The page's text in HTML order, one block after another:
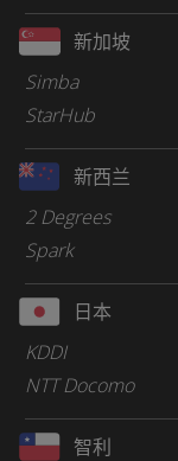
新加坡
Simba
StarHub
新西兰
2 Degrees
Spark
日本
KDDI
NTT Docomo
智利